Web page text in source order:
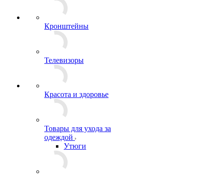
Кронштейны
Телевизоры
Красота и здоровье
Товары для ухода за
одеждой
Утюги